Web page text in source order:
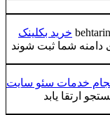
خرید بکلینک
دامنه شما ثبت شوند
خدمات سئو سایت
ارتقا یابد